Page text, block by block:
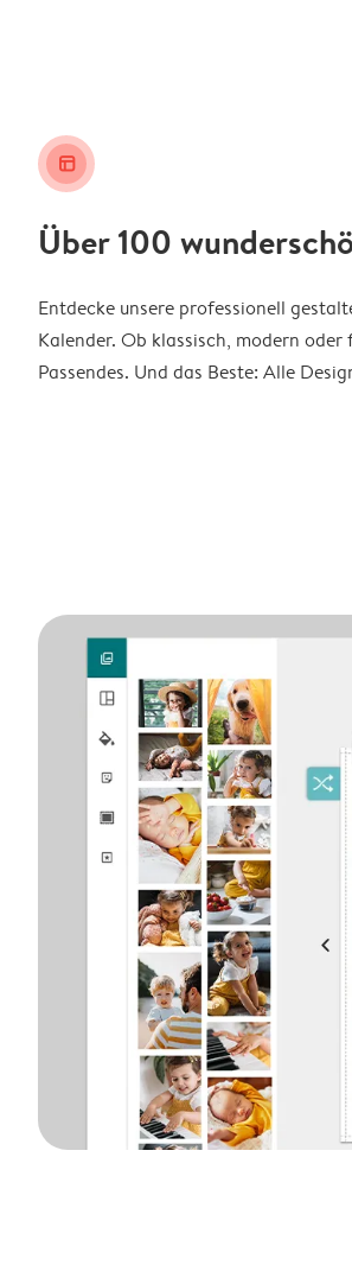
layout_alt
Über 100
Entdecke unsere professionell
Kalender. Ob klassisch, modern
Passendes. Und das Beste: Alle